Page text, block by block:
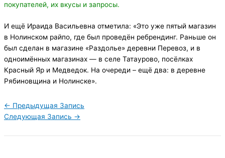
покупателей, их вкусы и запросы.
И ещё Ираида Васильевна отметила: «Это уже пятый магазин
в Нолинском райпо, где был проведён ребрендинг. Раньше он
был сделан в магазине «Раздолье» деревни Перевоз, и в
одноимённых магазинах — в селе Татаурово, посёлках
Красный Яр и Медведок. На очереди – ещё два: в деревне
Рябиновщина и Нолинске».
← Предыдущая Запись
Следующая Запись →